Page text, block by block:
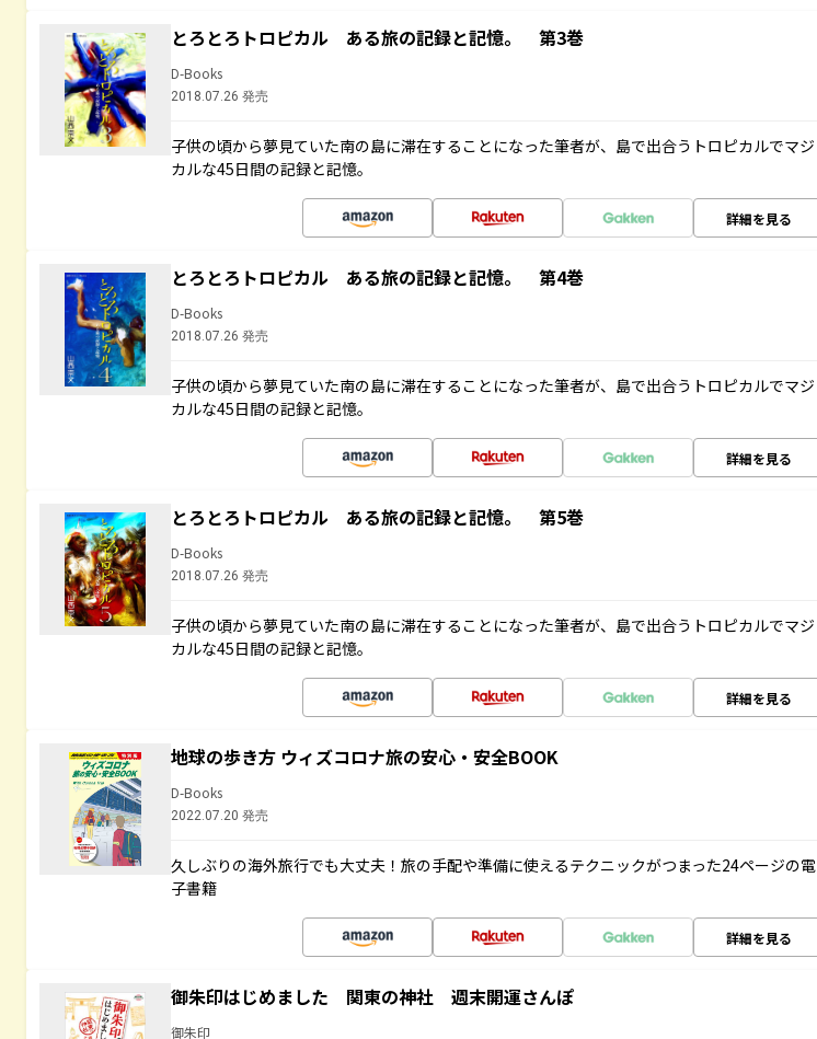
とろとろトロピカル ある旅の記録と記憶。 第3巻
D-Books
2018.07.26 発売
子供の頃から夢見ていた南の島に滞在することになった筆者が、島で出合うトロピカルでマジ
カルな45日間の記録と記憶。
詳細を見る
とろとろトロピカル ある旅の記録と記憶。 第4巻
D-Books
2018.07.26 発売
子供の頃から夢見ていた南の島に滞在することになった筆者が、島で出合うトロピカルでマジ
カルな45日間の記録と記憶。
詳細を見る
とろとろトロピカル ある旅の記録と記憶。 第5巻
D-Books
2018.07.26 発売
子供の頃から夢見ていた南の島に滞在することになった筆者が、島で出合うトロピカルでマジ
カルな45日間の記録と記憶。
詳細を見る
地球の歩き方 ウィズコロナ旅の安心・安全BOOK
D-Books
2022.07.20 発売
久しぶりの海外旅行でも大丈夫！旅の手配や準備に使えるテクニックがつまった24ページの電
子書籍
詳細を見る
御朱印はじめました 関東の神社 週末開運さんぽ
御朱印